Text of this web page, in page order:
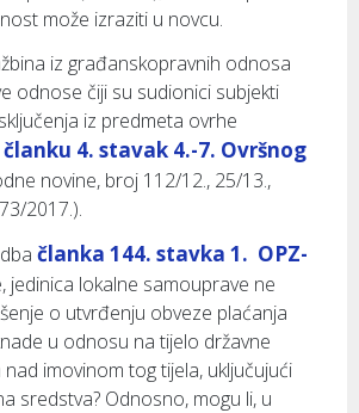
može izraziti u novcu.
iz građanskopravnih odnosa
odnose čiji su sudionici subjekti
iz predmeta ovrhe
članku 4. stavak 4.-7. Ovršnog
novine, broj 112/12., 25/13.,
2017.).
članka 144. stavka 1. OPZ-
jedinica lokalne samouprave ne
o utvrđenju obveze plaćanja
u odnosu na tijelo državne
imovinom tog tijela, uključujući
sredstva? Odnosno, mogu li, u